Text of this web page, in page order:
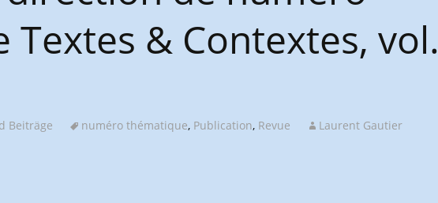
& Contextes, vol.
Beiträge numéro thématique, Publication, Revue Laurent Gautier